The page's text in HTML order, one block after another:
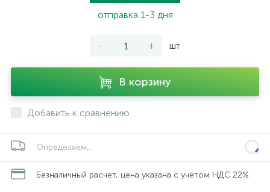
отправка 1-3 дня
- + шт
В корзину
Добавить к сравнению
Определяем...
Безналичный расчет, цена указана с учетом НДС 22%